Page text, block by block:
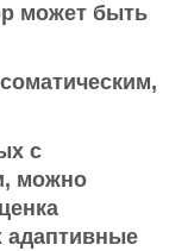
может быть
с
можно
адаптивные